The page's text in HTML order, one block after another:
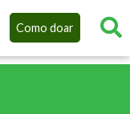
Como doar